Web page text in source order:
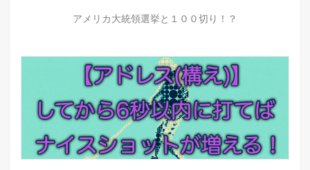
アメリカ大統領選挙と１００切り！？